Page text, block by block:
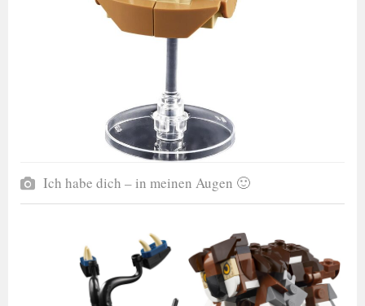
Ich habe dich – in meinen Augen 🙂